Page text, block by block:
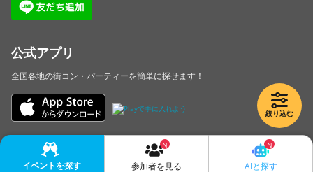
絞り込む
イベントを探す 参加者を見る AIと探す
公式アプリ
全国各地の街コン・パーティーを簡単に探せます！
Copyright © LINKBAL Inc. All Rights Reserved.